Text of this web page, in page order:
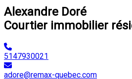
Alexandre Doré
Courtier immobilier
5147930021
adore@remax-quebec.com